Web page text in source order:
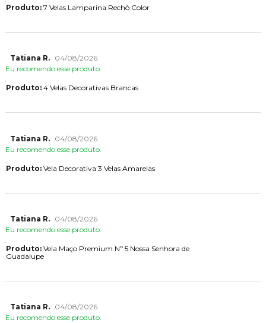
Produto:7 Velas Lamparina Rechô Color
Tatiana R.
04/08/2026
Eu recomendo esse produto.
Produto:4 Velas Decorativas Brancas
Tatiana R.
04/08/2026
Eu recomendo esse produto.
Produto:Vela Decorativa 3 Velas Amarelas
Tatiana R.
04/08/2026
Eu recomendo esse produto.
Produto:Vela Maço Premium Nº 5 Nossa Senhora de
Guadalupe
Tatiana R.
04/08/2026
Eu recomendo esse produto.